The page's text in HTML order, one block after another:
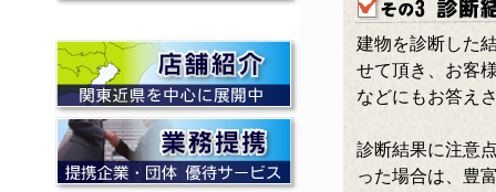
建物を診断した
せて頂き、お客
などにもお答え
診断結果に注意
った場合は、豊